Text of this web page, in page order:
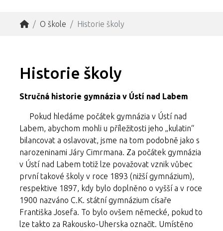
O škole Historie školy
Historie školy
Stručná historie gymnázia v Ústí nad Labem
Pokud hledáme počátek gymnázia v Ústí nad
Labem, abychom mohli u příležitosti jeho „kulatin“
bilancovat a oslavovat, jsme na tom podobně jako s
narozeninami Járy Cimrmana. Za počátek gymnázia
v Ústí nad Labem totiž lze považovat vznik vůbec
první takové školy v roce 1893 (nižší gymnázium),
respektive 1897, kdy bylo doplněno o vyšší a v roce
1900 nazváno C.K. státní gymnázium císaře
Františka Josefa. To bylo ovšem německé, pokud to
lze takto za Rakousko-Uherska označit. Umístěno